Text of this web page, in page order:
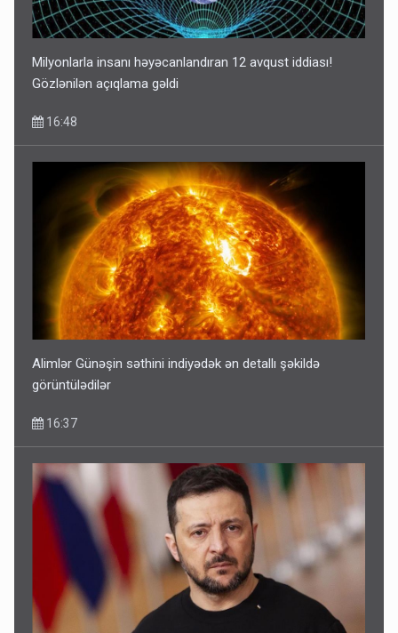
Milyonlarla insanı həyəcanlandıran 12 avqust iddiası!
Gözlənilən açıqlama gəldi
16:48
Alimlər Günəşin səthini indiyədək ən detallı şəkildə
görüntülədilər
16:37